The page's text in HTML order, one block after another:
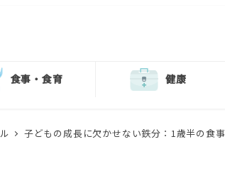
食事・食育 健康
子どもの成長に欠かせない鉄分：1歳半の食